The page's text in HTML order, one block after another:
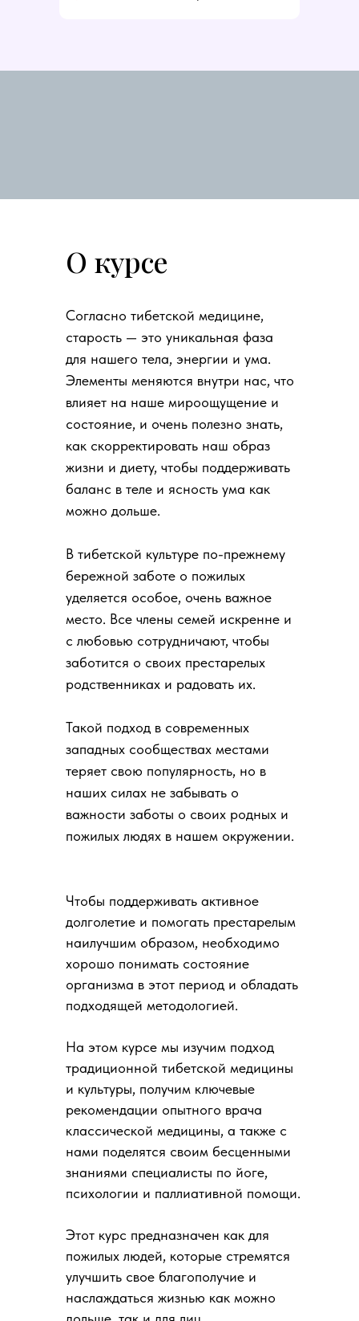
Согласно тибетской медицине,
старость — это уникальная фаза
для нашего тела, энергии и ума.
Элементы меняются внутри нас, что
влияет на наше мироощущение и
состояние, и очень полезно знать,
как скорректировать наш образ
жизни и диету, чтобы поддерживать
баланс в теле и ясность ума как
можно дольше.
В тибетской культуре по-прежнему
бережной заботе о пожилых
уделяется особое, очень важное
место. Все члены семей искренне и
с любовью сотрудничают, чтобы
заботится о своих престарелых
родственниках и радовать их.
Такой подход в современных
западных сообществах местами
теряет свою популярность, но в
наших силах не забывать о
важности заботы о своих родных и
пожилых людях в нашем окружении.
Чтобы поддерживать активное
долголетие и помогать престарелым
наилучшим образом, необходимо
хорошо понимать состояние
организма в этот период и обладать
подходящей методологией.
На этом курсе мы изучим подход
традиционной тибетской медицины
и культуры, получим ключевые
рекомендации опытного врача
классической медицины, а также с
нами поделятся своим бесценными
знаниями специалисты по йоге,
психологии и паллиативной помощи.
Этот курс предназначен как для
пожилых людей, которые стремятся
улучшить свое благополучие и
наслаждаться жизнью как можно
О курсе